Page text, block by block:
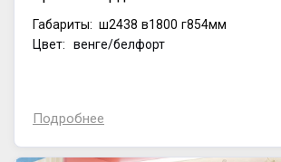
Габариты: ш2438 в1800 г854мм
Цвет: венге/белфорт
Подробнее